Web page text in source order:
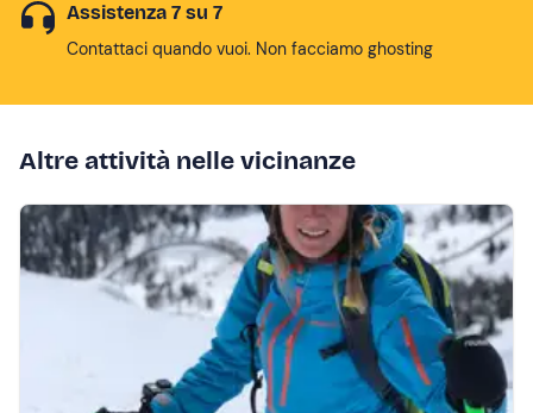
Assistenza 7 su 7
Contattaci quando vuoi. Non facciamo ghosting
Altre attività nelle vicinanze